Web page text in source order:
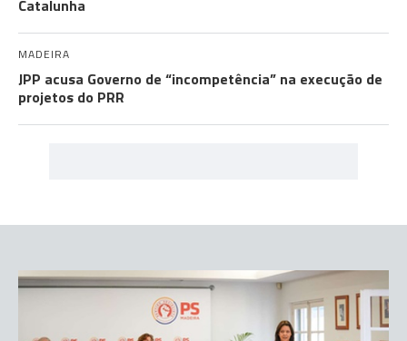
Catalunha
MADEIRA
JPP acusa Governo de “incompetência” na execução de
projetos do PRR